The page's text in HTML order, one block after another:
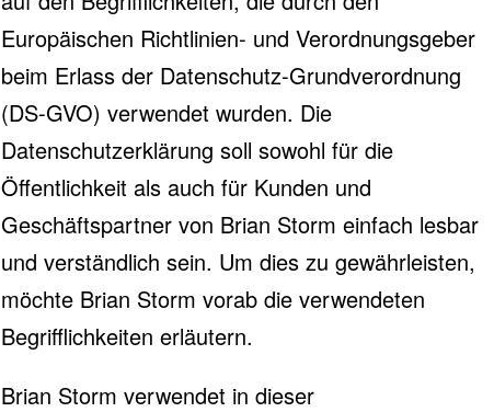
Europäischen Richtlinien- und Verordnungsgeber
beim Erlass der Datenschutz-Grundverordnung
(DS-GVO) verwendet wurden. Die
Datenschutzerklärung soll sowohl für die
Öffentlichkeit als auch für Kunden und
Geschäftspartner von Brian Storm einfach lesbar
und verständlich sein. Um dies zu gewährleisten,
möchte Brian Storm vorab die verwendeten
Begrifflichkeiten erläutern.
Brian Storm verwendet in dieser